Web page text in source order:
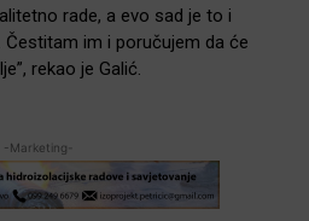
rade, a evo sad je to i
im i poručujem da će
rekao je Galić.
-Marketing-